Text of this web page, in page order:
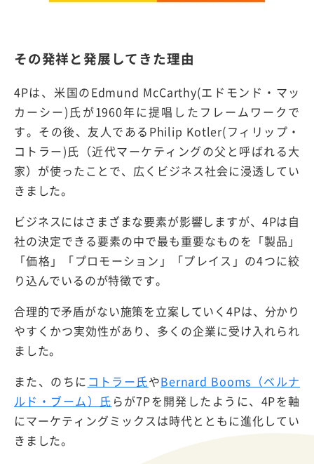
その発祥と発展してきた理由
4Pは、米国のEdmund McCarthy(エドモンド・マッ
カーシー)氏が1960年に提唱したフレームワークで
す。その後、友人であるPhilip Kotler(フィリップ・
コトラー)氏（近代マーケティングの父と呼ばれる大
家）が使ったことで、広くビジネス社会に浸透してい
きました。
ビジネスにはさまざまな要素が影響しますが、4Pは自
社の決定できる要素の中で最も重要なものを「製品」
「価格」「プロモーション」「プレイス」の4つに絞
り込んでいるのが特徴です。
合理的で矛盾がない施策を立案していく4Pは、分かり
やすくかつ実効性があり、多くの企業に受け入れられ
ました。
また、のちに コトラー氏やBernard Booms（ベルナ
ルド・ブーム）氏 らが7Pを開発したように、4Pを軸
にマーケティングミックスは時代とともに進化してい
きました。